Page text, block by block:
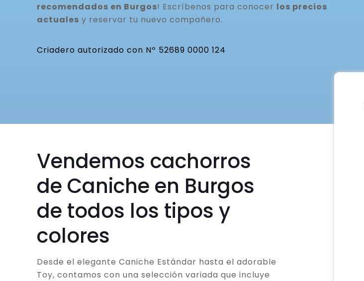
recomendados en Burgos! Escríbenos para conocer los precios
actuales y reservar tu nuevo compañero.
Criadero autorizado con Nº 52689 0000 124
Vendemos cachorros
de Caniche en Burgos
de todos los tipos y
colores
Desde el elegante Caniche Estándar hasta el adorable
Toy, contamos con una selección variada que incluye